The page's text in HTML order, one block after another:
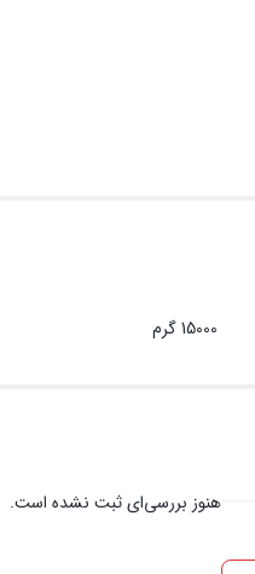
15000 گرم
هنوز بررسی‌ای ثبت نشده است.